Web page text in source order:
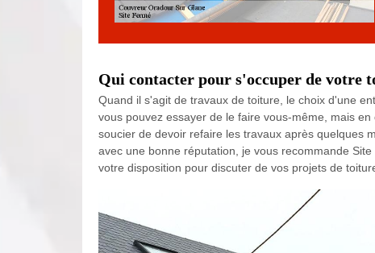
Qui contacter pour s'occuper de votre
Quand il s'agit de travaux de toiture, le choix d'une
vous pouvez essayer de le faire vous-même, mais
soucier de devoir refaire les travaux après quelques
avec une bonne réputation, je vous recommande
votre disposition pour discuter de vos projets de